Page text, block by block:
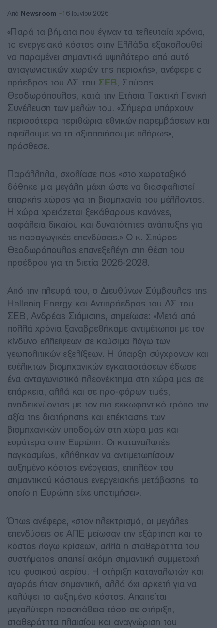
Από Newsroom 16 Ιουνίου 2026
«Παρά τα βήματα που έγιναν τα τελευταία χρόνια,
το ενεργειακό κόστος στην Ελλάδα εξακολουθεί
να παραμένει σημαντικά υψηλότερο από αυτό
ανταγωνιστικών χωρών της περιοχής», ανέφερε ο
πρόεδρος του ΔΣ του ΣΕΒ, Σπύρος
Θεοδωρόπουλος, κατά την Ετήσια Τακτική Γενική
Συνέλευση των μελών του. «Σήμερα υπάρχουν
περισσότερα περιθώρια εθνικών παρεμβάσεων και
οφείλουμε να τα αξιοποιήσουμε πλήρως»,
πρόσθεσε.
Παράλληλα, σχολίασε πως «στο χωροταξικό
δόθηκε μια μεγάλη μάχη ώστε να διασφαλιστεί
επαρκής χώρος για τη βιομηχανία του μέλλοντος.
Η χώρα χρειάζεται ξεκάθαρους κανόνες,
ασφάλεια δικαίου και δυνατότητες ανάπτυξης για
τις παραγωγικές επενδύσεις.» Ο κ. Σπύρος
Θεοδωρόπουλος επανεξελέγη στη θέση του
προέδρου για τη διετία 2026-2028.
Από την πλευρά του, ο Διευθύνων Σύμβουλος της
Helleniq Energy και Αντιπρόεδρος του ΔΣ του
ΣΕΒ, Ανδρέας Σιάμισιης, σημείωσε: «Μετά από
πολλά χρόνια ξαναβρεθήκαμε αντιμέτωποι με τον
κίνδυνο ελλείψεων σε καύσιμα λόγω των
γεωπολιτικών εξελίξεων. Η ύπαρξη σύγχρονων και
ευέλικτων βιομηχανικών εγκαταστάσεων έδωσε
ένα ανταγωνιστικό πλεονέκτημα στη χώρα μας σε
επάρκεια, αλλά και σε προ-φόρων τιμές,
αναδεικνύοντας με τον πιο εκκωφαντικό τρόπο την
αξία της διατήρησης και επέκτασης των
βιομηχανικών υποδομών στη χώρα μας και
ευρύτερα στην Ευρώπη. Οι καταναλωτές
παγκοσμίως, κλήθηκαν να αντιμετωπίσουν
αυξημένο κόστος ενέργειας, επιπλέον του
σημαντικού κόστους ενεργειακής μετάβασης, το
οποίο η Ευρώπη είχε υποτιμήσει».
Όπως ανέφερε, «στον ηλεκτρισμό, οι μεγάλες
επενδύσεις σε ΑΠΕ μείωσαν την εξάρτηση και το
κόστος λόγω κρίσεων, αλλά η σταθερότητα του
συστήματος απαιτεί ακόμη σημαντική συμμετοχή
του φυσικού αερίου. Η στήριξη καταναλωτών και
αγοράς ήταν σημαντική, αλλά όχι αρκετή για να
καλύψει το αυξημένο κόστος. Απαιτείται
μεγαλύτερη προσπάθεια τόσο σε στήριξη,
σταθερότητα πλαισίου και αναγνώριση του